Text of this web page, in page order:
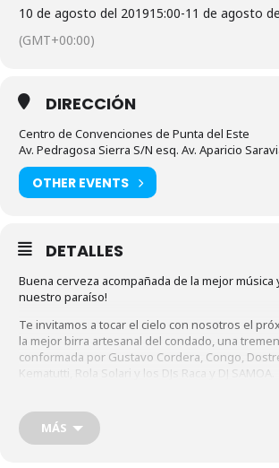
10 de agosto del 201915:00-11 de agosto
(GMT+00:00)
DIRECCIÓN
Centro de Convenciones de Punta del Este
Av. Pedragosa Sierra S/N esq. Av. Aparicio
OTHER EVENTS
DETALLES
Buena cerveza acompañada de la mejor música
nuestro paraíso!
Te invitamos a tocar el cielo con nosotros el
la mejor birra artesanal del condado, una
conformada por Gustavo Cordera, Congo,
Kematutti, Rola Solari y los DJs Raca y DJ SAMOA.
Entradas:https://www.ticketuno.com/evento/
Salu!
MÁS